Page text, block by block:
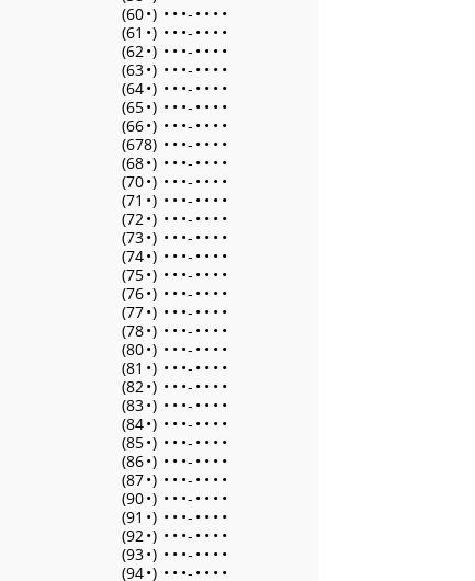
(60•) • • •- • • • •
(61 •) • • •- • • • •
(62•) • • •- • • • •
(63•) • • •- • • • •
(64•) • • •- • • • •
(65•) • • •- • • • •
(66•) • • •- • • • •
(678) • • •- • • • •
(68•) • • •- • • • •
(70•) • • •- • • • •
(71 •) • • •- • • • •
(72•) • • •- • • • •
(73•) • • •- • • • •
(74•) • • •- • • • •
(75•) • • •- • • • •
(76•) • • •- • • • •
(77•) • • •- • • • •
(78•) • • •- • • • •
(80•) • • •- • • • •
(81 •) • • •- • • • •
(82•) • • •- • • • •
(83•) • • •- • • • •
(84•) • • •- • • • •
(85•) • • •- • • • •
(86•) • • •- • • • •
(87•) • • •- • • • •
(90•) • • •- • • • •
(91 •) • • •- • • • •
(92•) • • •- • • • •
(93•) • • •- • • • •
(94•) • • •- • • • •